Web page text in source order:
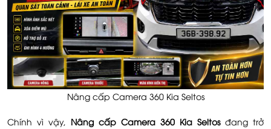
Nâng cấp Camera 360 Kia Seltos
Chính vì vậy, Nâng cấp Camera 360 Kia Seltosđang trở